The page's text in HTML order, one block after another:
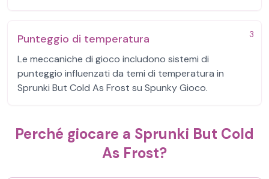
3
Punteggio di temperatura
Le meccaniche di gioco includono sistemi di
punteggio influenzati da temi di temperatura in
Sprunki But Cold As Frost su Spunky Gioco.
Perché giocare a Sprunki But Cold
As Frost?